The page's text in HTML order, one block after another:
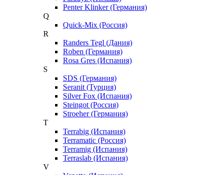
Penter Klinker (Германия)
Q
Quick-Mix (Россия)
R
Randers Tegl (Дания)
Roben (Германия)
Rosa Gres (Испания)
S
SDS (Германия)
Seranit (Турция)
Silver Fox (Испания)
Steingot (Россия)
Stroeher (Германия)
T
Terrabig (Испания)
Terramatic (Россия)
Terramig (Испания)
Terraslab (Испания)
V